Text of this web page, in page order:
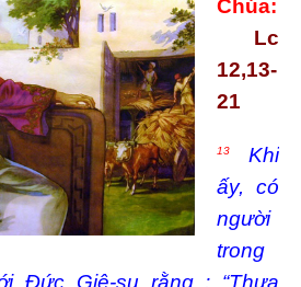
Chúa:
Lc
12,13-
21
13
Khi
ấy, có
người
trong
Đức Giê-su rằng : “Thưa